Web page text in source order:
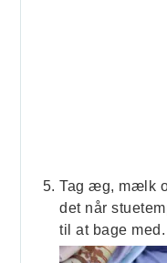
Tag æg, mælk
det når
til at bage med.